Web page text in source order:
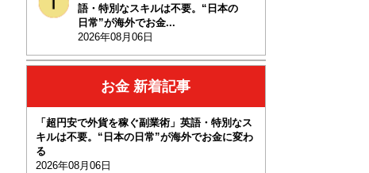
語・特別なスキルは不要。“日本の
日常”が海外でお金...
2026年08月06日
お金 新着記事
「超円安で外貨を稼ぐ副業術」英語・特別なス
キルは不要。“日本の日常”が海外でお金に変わ
る
2026年08月06日